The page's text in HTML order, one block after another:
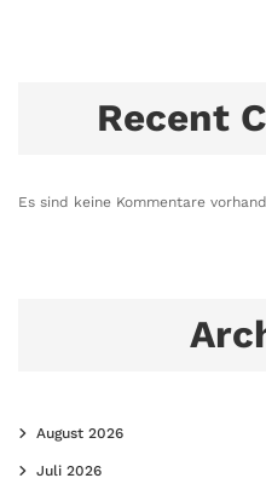
Recent
Es sind keine Kommentare
August 2026
Juli 2026